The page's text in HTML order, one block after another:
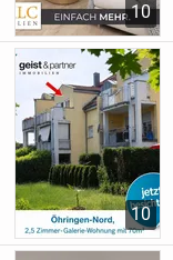
10
10